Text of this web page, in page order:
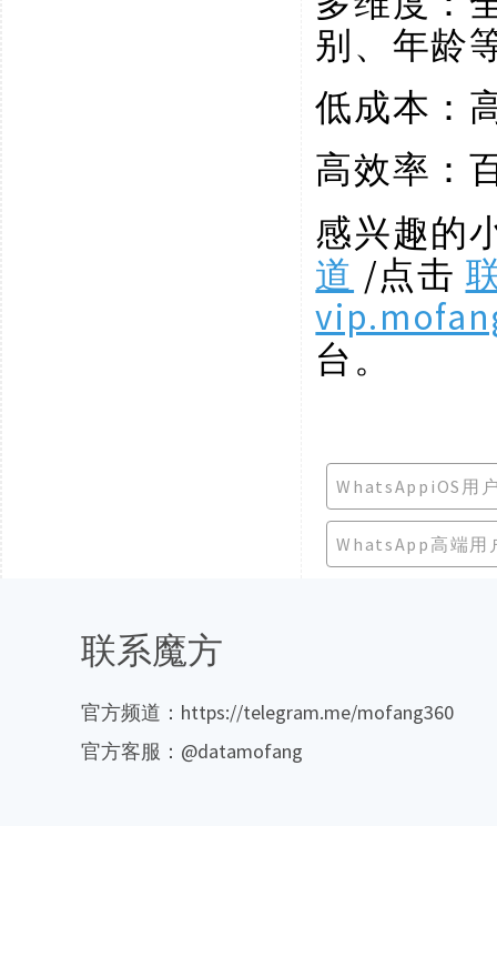
别、年龄
低成本：
高效率：
感兴趣的
道 /点击
台。
WhatsAppiOS用
WhatsApp高端用
联系魔方
官方频道：https://telegram.me/mofang360
官方客服：@datamofang